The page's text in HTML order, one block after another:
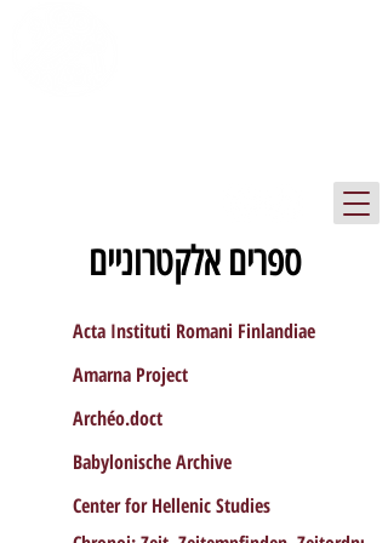
ספרים אלקטרוניים
Acta Instituti Romani Finlandiae
Amarna Project
Archéo.doct
Babylonische Archive
Center for Hellenic Studies